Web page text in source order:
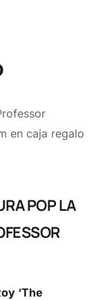
en caja regalo
POP LA
‘The